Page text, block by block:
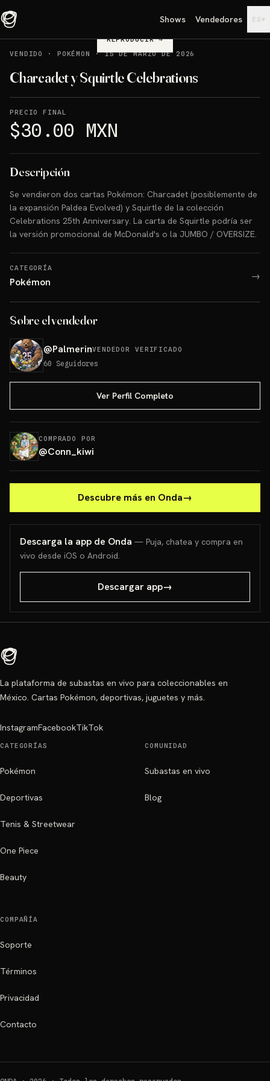
Shows Vendedores ES ▾
REPRODUCIR→
VENDIDO
· POKÉMON ·15 DE MARZO DE 2026
Charcadet y Squirtle Celebrations
PRECIO FINAL
$30.00 MXN
Descripción
Se vendieron dos cartas Pokémon: Charcadet (posiblemente de
la expansión Paldea Evolved) y Squirtle de la colección
Celebrations 25th Anniversary. La carta de Squirtle podría ser
la versión promocional de McDonald's o la JUMBO / OVERSIZE.
CATEGORÍA
Pokémon →
Sobre el vendedor
@PalmerinVENDEDOR VERIFICADO
60 Seguidores
Ver Perfil Completo
COMPRADO POR
@Conn_kiwi
Descubre más en Onda→
Descarga la app de Onda — Puja, chatea y compra en
vivo desde iOS o Android.
Descargar app→
La plataforma de subastas en vivo para coleccionables en
México. Cartas Pokémon, deportivas, juguetes y más.
InstagramFacebookTikTok
CATEGORÍAS
Pokémon
Deportivas
Tenis & Streetwear
One Piece
Beauty
COMUNIDAD
Subastas en vivo
Blog
COMPAÑÍA
Soporte
Términos
Privacidad
Contacto